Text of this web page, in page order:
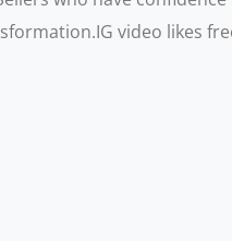
video likes